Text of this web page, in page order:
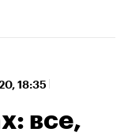
18:35
все,